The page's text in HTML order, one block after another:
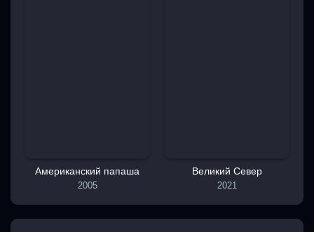
Американский папаша
2005
Великий Север
2021